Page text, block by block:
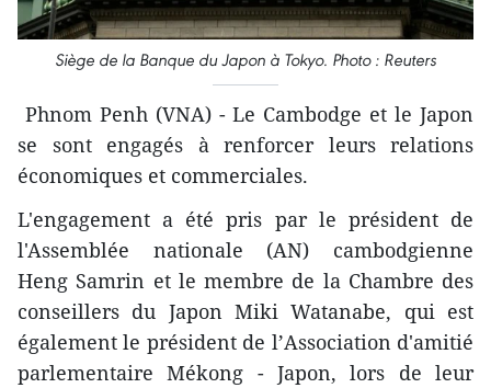
Siège de la Banque du Japon à Tokyo. Photo : Reuters
Phnom Penh (VNA) - Le Cambodge et le Japon
se sont engagés à renforcer leurs relations
économiques et commerciales.
L'engagement a été pris par le président de
l'Assemblée nationale (AN) cambodgienne
Heng Samrin et le membre de la Chambre des
conseillers du Japon Miki Watanabe, qui est
également le président de l’Association d'amitié
parlementaire Mékong - Japon, lors de leur